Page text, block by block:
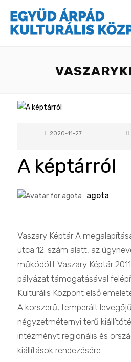
2020-11-27
A képtárról
agota
Vaszary Képtár A
utca 12. szám alatt, az
működött Vaszary Képtár
pályázat támogatásával
Kulturális Központ első
A korszerű, temperált
négyzetméternyi terű
intézményt regionális és
kiállítások rendezésére....